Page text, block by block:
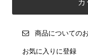
商品についての
お気に入りに登録